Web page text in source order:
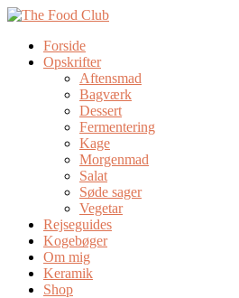
Forside
Opskrifter
Aftensmad
Bagværk
Dessert
Fermentering
Kage
Morgenmad
Salat
Søde sager
Vegetar
Rejseguides
Kogebøger
Om mig
Keramik
Shop